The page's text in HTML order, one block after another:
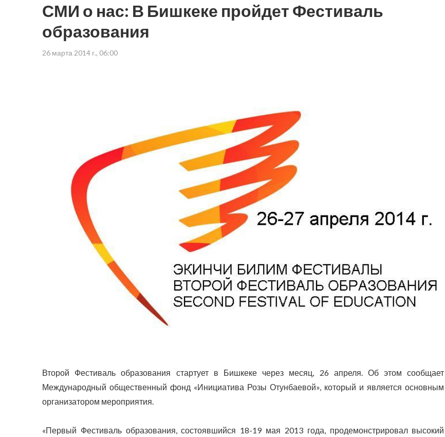
СМИ о нас: В Бишкеке пройдет Фестиваль
образования
26 марта 2014 г., 06:00
Второй Фестиваль образования стартует в Бишкеке через месяц, 26 апреля. Об этом сообщает
Международный общественный фонд «Инициатива Розы Отунбаевой», который и является основным
организатором мероприятия.
«Первый Фестиваль образования, состоявшийся 18-19 мая 2013 года, продемонстрировал высокий